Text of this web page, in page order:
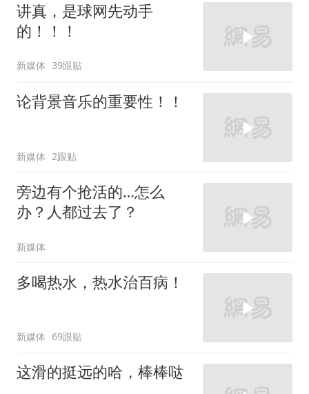
讲真，是球网先动手
的！！！
新媒体 39跟贴
论背景音乐的重要性！！
新媒体 2跟贴
旁边有个抢活的…怎么
办？人都过去了？
新媒体
多喝热水，热水治百病！
新媒体 69跟贴
这滑的挺远的哈，棒棒哒